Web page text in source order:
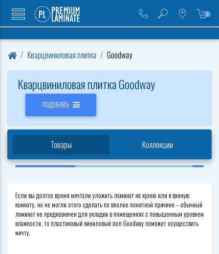
0
Кварцвиниловая плитка Goodway
Кварцвиниловая плитка Goodway
ПОДОБРАТЬ
Товары Коллекции
Если вы долгое время мечтали уложить ламинат на кухню или в ванную
комнату, но не могли этого сделать по вполне понятной причине – обычный
ламинат не предназначен для укладки в помещениях с повышенным уровнем
влажности, то пластиковый виниловый пол Goodway поможет осуществить
мечту.